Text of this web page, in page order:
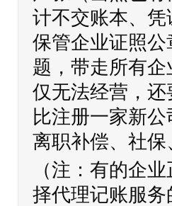
计不交账本、
保管企业证照
题，带走所有
仅无法经营，
比注册一家新
离职补偿、社
（注：有的企
择代理记账服务